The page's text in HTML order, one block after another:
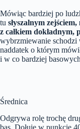
Mówiąc bardziej po
tu słyszalnym
z całkiem
wybrzmiewanie schodzi
naddatek o którym
i w co bardziej
Średnica
Odgrywa rolę trochę
bas. Dołuje w punkcie